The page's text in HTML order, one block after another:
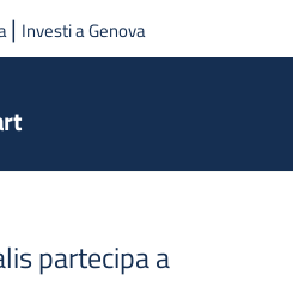
principale
| Investi a Genova
partecipa a